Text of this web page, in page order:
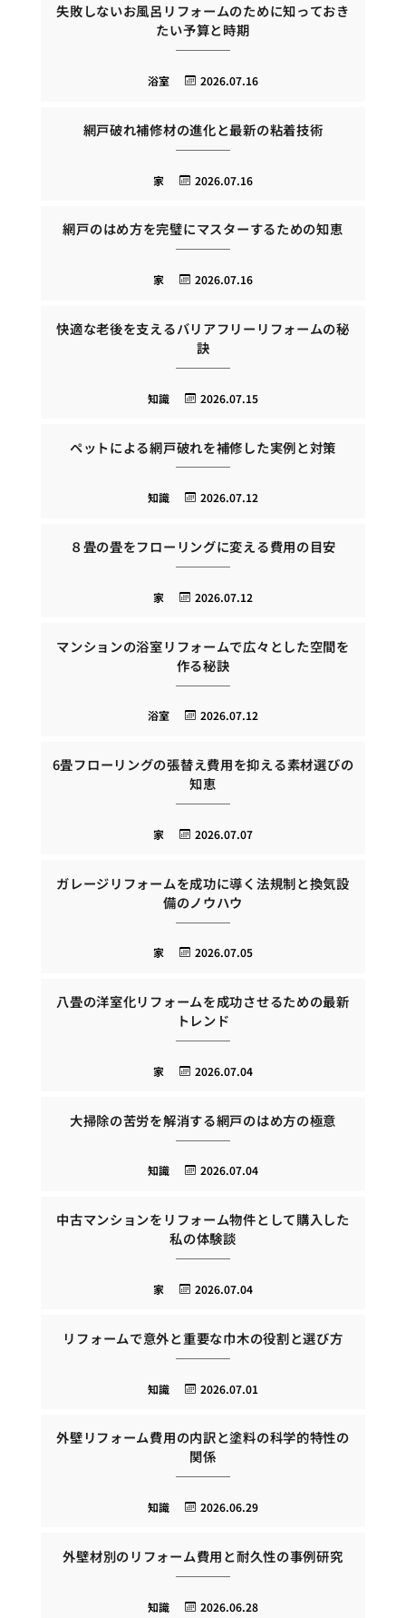
失敗しないお風呂リフォームのために知っておき
たい予算と時期
2026.07.16
浴室
網戸破れ補修材の進化と最新の粘着技術
2026.07.16
家
網戸のはめ方を完璧にマスターするための知恵
2026.07.16
家
快適な老後を支えるバリアフリーリフォームの秘
訣
2026.07.15
知識
ペットによる網戸破れを補修した実例と対策
2026.07.12
知識
８畳の畳をフローリングに変える費用の目安
2026.07.12
家
マンションの浴室リフォームで広々とした空間を
作る秘訣
2026.07.12
浴室
6畳フローリングの張替え費用を抑える素材選びの
知恵
2026.07.07
家
ガレージリフォームを成功に導く法規制と換気設
備のノウハウ
2026.07.05
家
八畳の洋室化リフォームを成功させるための最新
トレンド
2026.07.04
家
大掃除の苦労を解消する網戸のはめ方の極意
2026.07.04
知識
中古マンションをリフォーム物件として購入した
私の体験談
2026.07.04
家
リフォームで意外と重要な巾木の役割と選び方
2026.07.01
知識
外壁リフォーム費用の内訳と塗料の科学的特性の
関係
2026.06.29
知識
外壁材別のリフォーム費用と耐久性の事例研究
2026.06.28
知識